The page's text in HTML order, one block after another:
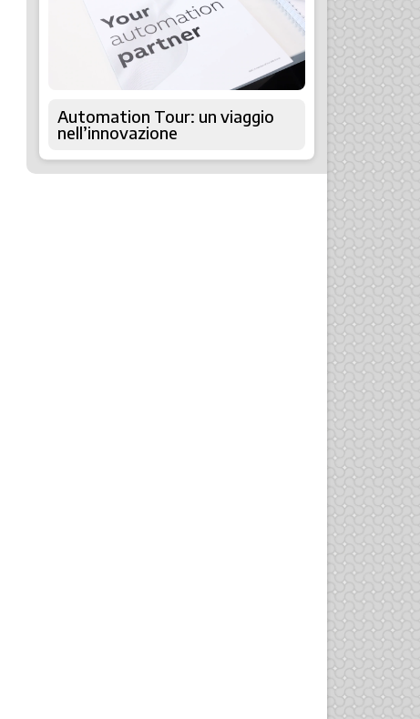
Automation Tour: un viaggio
nell’innovazione